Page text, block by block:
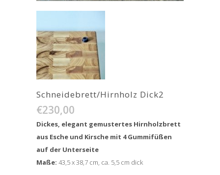
Schneidebrett/Hirnholz Dick2
€230,00
Dickes, elegant gemustertes Hirnholzbrett
aus Esche und Kirsche mit 4 Gummifüßen
auf der Unterseite
Maße: 43,5 x 38,7 cm, ca. 5,5 cm dick